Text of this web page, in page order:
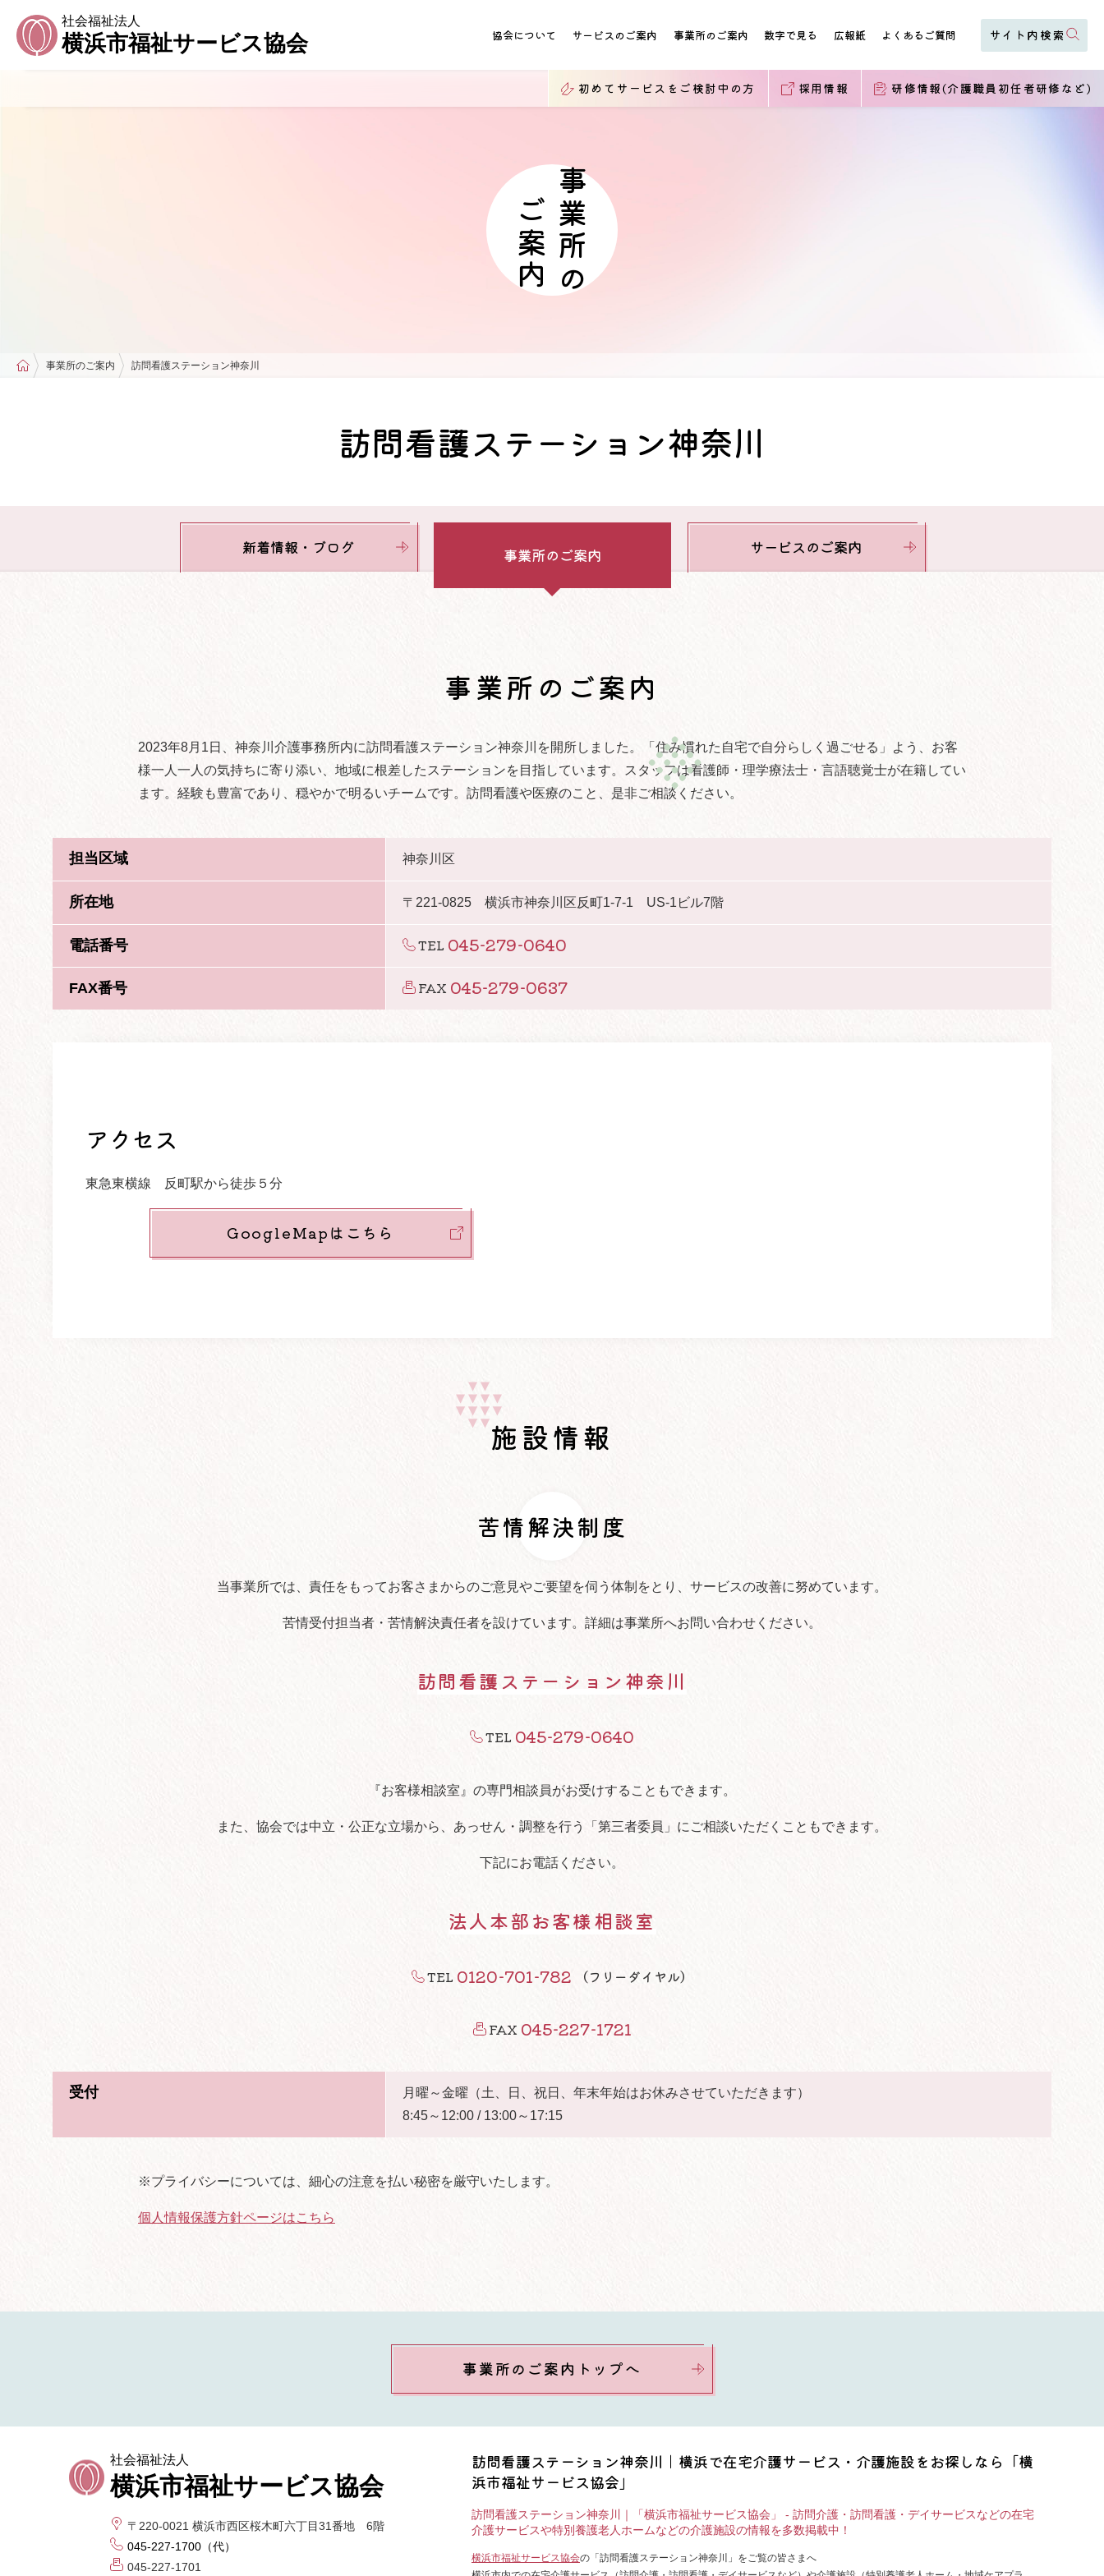
社会福祉法人
横浜市福祉サービス協会 協会について サービスのご案内 事業所のご案内 数字で見る 広報紙 よくあるご質問
初めてサービスをご検討中の方 採用情報 研修情報(介護職員初任者研修など)
事業所の
ご案内
事業所のご案内 訪問看護ステーション神奈川
訪問看護ステーション神奈川
新着情報 ・ブログ 事業所のご案内 サービスのご案内
事業所のご案内
2023年8月1日、神奈川介護事務所内に訪問看護ステーション神奈川を開所しました。「住み慣れた自宅で自分らしく過ごせる」よう、お客
様一人一人の気持ちに寄り添い、地域に根差したステーションを目指しています。スタッフは看護師・理学療法士・言語聴覚士が在籍してい
ます。経験も豊富であり、穏やかで明るいチームです。訪問看護や医療のこと、是非ご相談ください。
担当区域 神奈川区
所在地 〒221-0825 横浜市神奈川区反町1-7-1 US-1ビル7階
電話番号 TEL 045-279-0640
FAX番号 FAX 045-279-0637
アクセス
東急東横線 反町駅から徒歩５分
GoogleMapはこちら
施設情報
苦情解決制度
当事業所では、責任をもってお客さまからのご意見やご要望を伺う体制をとり、サービスの改善に努めています。
苦情受付担当者・苦情解決責任者を設けています。詳細は事業所へお問い合わせください。
訪問看護ステーション神奈川
TEL 045-279-0640
『お客様相談室』の専門相談員がお受けすることもできます。
また、協会では中立・公正な立場から、あっせん・調整を行う「第三者委員」にご相談いただくこともできます。
下記にお電話ください。
法人本部お客様相談室
TEL 0120-701-782 （フリーダイヤル）
FAX 045-227-1721
受付
月曜～金曜（土、日、祝日、年末年始はお休みさせていただきます）
8:45～12:00 / 13:00～17:15
※プライバシーについては、細心の注意を払い秘密を厳守いたします。
個人情報保護方針ページはこちら
事業所のご案内トップへ
社会福祉法人
横浜市福祉サービス協会
〒220-0021 横浜市西区桜木町六丁目31番地 6階
045-227-1700（代）
045-227-1701
訪問看護ステーション神奈川｜横浜で在宅介護サービス・介護施設をお探しなら「横
浜市福祉サービス協会」
訪問看護ステーション神奈川｜「横浜市福祉サービス協会」 - 訪問介護・訪問看護・デイサービスなどの在宅
介護サービスや特別養護老人ホームなどの介護施設の情報を多数掲載中！
横浜市福祉サービス協会の「訪問看護ステーション神奈川」をご覧の皆さまへ